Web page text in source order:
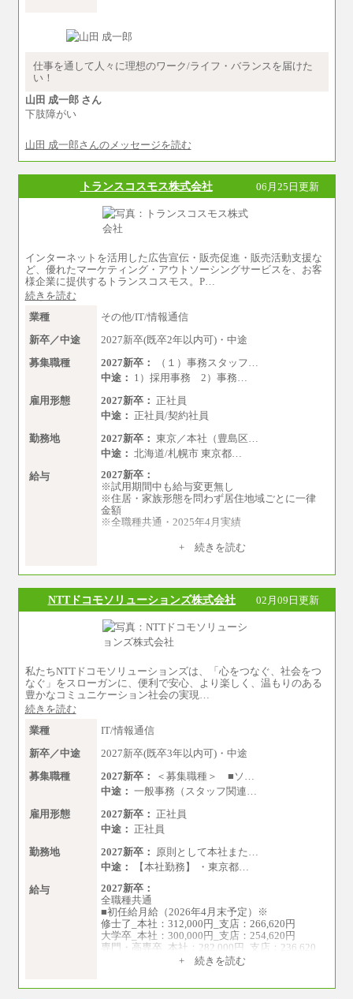
ず個別設定することがあります
▼アソシエイト職
全職種2025年度実績
中途：
※経験、能力を考慮の上、当社規定により
優遇いたします
※自己成長支援金(10,000円）を含む
※別途、Workstyle支援金(月額4,000円）
仕事を通して人々に理想のワーク/ライフ・バランスを届けた
い！
山田 成一郎 さん
下肢障がい
山田 成一郎さんのメッセージを読む
トランスコスモス株式会社 06月25日更新
インターネットを活用した広告宣伝・販売促進・販売活動支援な
ど、優れたマーケティング・アウトソーシングサービスを、お客
様企業に提供するトランスコスモス。P…
続きを読む
業種
その他/IT/情報通信
新卒／中途
2027新卒(既卒2年以内可)・中途
募集職種
2027新卒：
（１）事務スタッフ…
中途： 1）採用事務 2）事務…
雇用形態
2027新卒： 正社員
中途： 正社員/契約社員
勤務地
2027新卒： 東京／本社（豊島区…
中途： 北海道/札幌市 東京都…
給与
2027新卒：
※試用期間中も給与変更無し
※住居・家族形態を問わず居住地域ごとに一律
金額
※全職種共通・2025年4月実績
【居住地域：関東エリア（月給） 】※一律地域
高専卒：244,800円
短大・専門3年制卒：235,300円
専門1年制卒：212,900円
大学院卒：266,100円
大学卒：240,000円
高専卒：234,800円
短大・専門2年制卒：212,600円
専門1年制卒：202,900円
中途：
【全職種共通】
〔正社員〕
月給212,900円～330,000円
※実務経験に応じてご相談させていただきます
（上記金額を超える可能性あり）
※職種8）を除き、正社員の場合勤務地は本社の
みとなります
〔契約社員〕
東京 ：時給1,226円～1,400円
横浜 ：時給1,225円～
川口 ：時給1,150円～
大阪 ：時給1,177円～1,400円
佐世保：時給1,035円～
沖縄 ：時給1,025円～1,350円
※給与は実務経験・職種・配属部署によって異
+ 続きを読む
NTTドコモソリューションズ株式会社 02月09日更新
私たちNTTドコモソリューションズは、「心をつなぐ、社会をつ
なぐ」をスローガンに、便利で安心、より楽しく、温もりのある
豊かなコミュニケーション社会の実現…
続きを読む
業種
IT/情報通信
新卒／中途
2027新卒(既卒3年以内可)・中途
募集職種
2027新卒：
＜募集職種＞ ■ソ…
中途： 一般事務（スタッフ関連…
雇用形態
2027新卒： 正社員
中途： 正社員
勤務地
2027新卒：
原則として本社また…
中途：
【本社勤務】 ・東京都…
給与
2027新卒：
全職種共通
■初任給月給（2026年4月末予定）※
修士了_本社：312,000円_支店：266,620円
大学卒_本社：300,000円_支店：254,620円
専門・高専卒_本社：282,000円_支店：236,620
+ 続きを読む